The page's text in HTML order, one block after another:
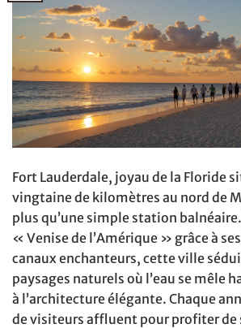
Fort Lauderdale, joyau de la Floride
vingtaine de kilomètres au nord de
plus qu’une simple station
« Venise de l’Amérique » grâce à
canaux enchanteurs, cette ville
paysages naturels où l’eau se mêle
à l’architecture élégante. Chaque
de visiteurs affluent pour profiter de